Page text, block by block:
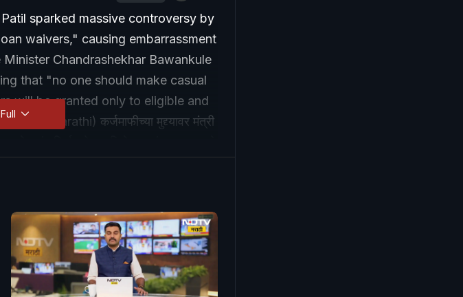
sparked massive controversy by
waivers," causing embarrassment
Chandrashekhar Bawankule
that "no one should make casual
will be granted only to eligible and
(Marathi) कर्जमाफीच्या मुद्द्यावर मंत्री
सारवासारव करत "पात्र शेतकऱ्यांचीच